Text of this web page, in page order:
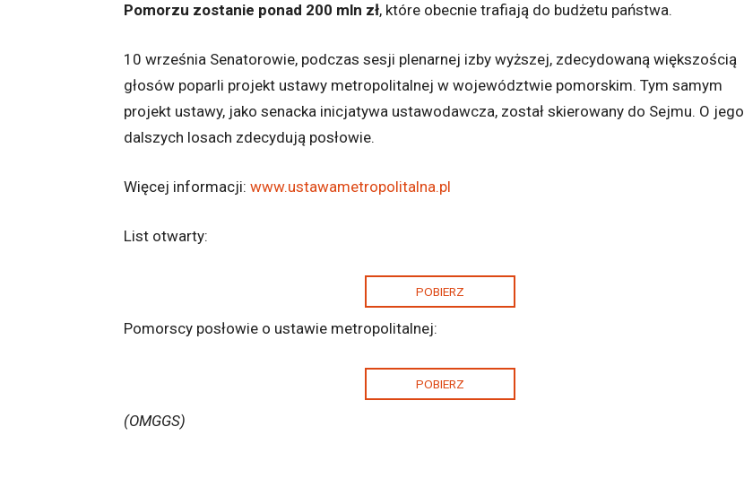
Pomorzu zostanie ponad 200 mln zł, które obecnie trafiają do budżetu państwa.
10 września Senatorowie, podczas sesji plenarnej izby wyższej, zdecydowaną większością
głosów poparli projekt ustawy metropolitalnej w województwie pomorskim. Tym samym
projekt ustawy, jako senacka inicjatywa ustawodawcza, został skierowany do Sejmu. O jego
dalszych losach zdecydują posłowie.
Więcej informacji: www.ustawametropolitalna.pl
List otwarty:
POBIERZ
Pomorscy posłowie o ustawie metropolitalnej:
POBIERZ
(OMGGS)